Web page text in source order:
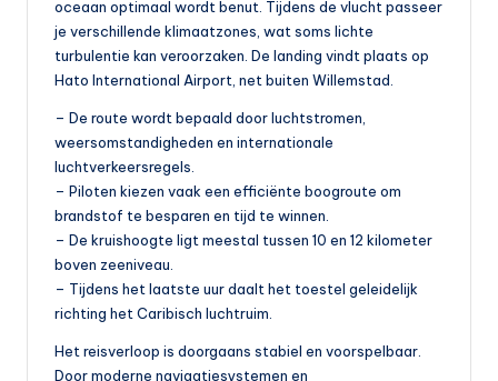
oceaan optimaal wordt benut. Tijdens de vlucht passeer
je verschillende klimaatzones, wat soms lichte
turbulentie kan veroorzaken. De landing vindt plaats op
Hato International Airport, net buiten Willemstad.
– De route wordt bepaald door luchtstromen,
weersomstandigheden en internationale
luchtverkeersregels.
– Piloten kiezen vaak een efficiënte boogroute om
brandstof te besparen en tijd te winnen.
– De kruishoogte ligt meestal tussen 10 en 12 kilometer
boven zeeniveau.
– Tijdens het laatste uur daalt het toestel geleidelijk
richting het Caribisch luchtruim.
Het reisverloop is doorgaans stabiel en voorspelbaar.
Door moderne navigatiesystemen en